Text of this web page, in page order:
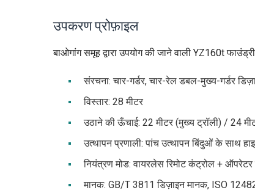
उपकरण प्रोफ़ाइल
बाओगांग समूह द्वारा उपयोग की जाने वाली YZ160t
संरचना: चार-गर्डर, चार-रेल डबल-मुख्य-गर्डर
विस्तार: 28 मीटर
उठाने की ऊँचाई: 22 मीटर (मुख्य ट्रॉली) / 24
उत्थापन प्रणाली: पांच उत्थापन बिंदुओं के साथ
नियंत्रण मोड: वायरलेस रिमोट कंट्रोल +
मानक: GB/T 3811 डिज़ाइन मानक, ISO